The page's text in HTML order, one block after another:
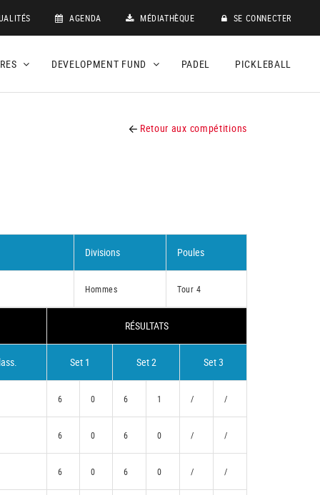
AGENDA MÉDIATHÈQUE SE CONNECTER
DEVELOPMENT FUND PADEL PICKLEBALL
Retour aux compétitions
Divisions Poules
Hommes Tour 4
RÉSULTATS
Set 1 Set 2 Set 3
6 0 6 1 / /
6 0 6 0 / /
6 0 6 0 / /